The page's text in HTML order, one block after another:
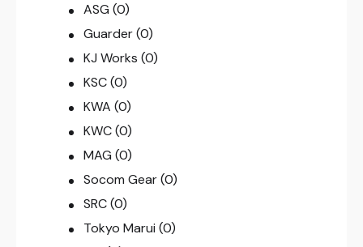
ASG (0)
Guarder (0)
KJ Works (0)
KSC (0)
KWA (0)
KWC (0)
MAG (0)
Socom Gear (0)
SRC (0)
Tokyo Marui (0)